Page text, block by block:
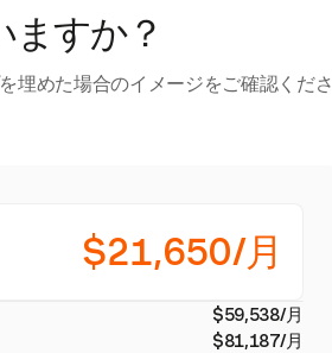
ますか？
埋めた場合のイメージをご確認くださ
$21,650/月
$59,538/月
$81,187/月